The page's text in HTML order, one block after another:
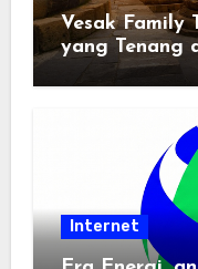
Vesak Family
yang Tenang
Pemindai PDF
Internet